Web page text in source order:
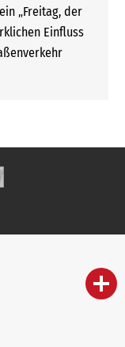
„Freitag, der
Einfluss